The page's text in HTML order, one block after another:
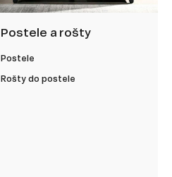
Postele a rošty
Postele
Rošty do postele